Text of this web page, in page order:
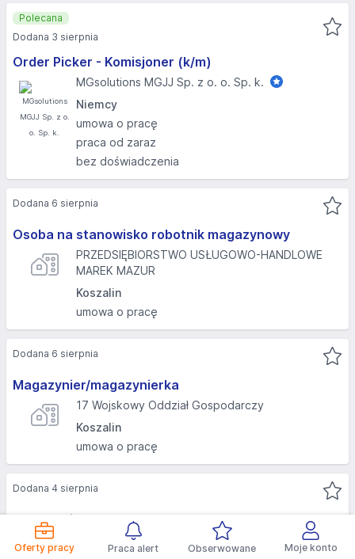
Oferty pracy Praca alert Obserwowane Moje konto
Order Picker - Komisjoner (k/m)
MGsolutions MGJJ Sp. z o. o. Sp. k.
Niemcy
umowa o pracę
praca od zaraz
bez doświadczenia
Polecana
Dodana 3 sierpnia
Osoba na stanowisko robotnik magazynowy
PRZEDSIĘBIORSTWO USŁUGOWO-HANDLOWE
MAREK MAZUR
Koszalin
umowa o pracę
Dodana 6 sierpnia
Magazynier/magazynierka
17 Wojskowy Oddział Gospodarczy
Koszalin
umowa o pracę
Dodana 6 sierpnia
Magazynier
Powiatowy Urząd Pracy w Stargardzie
Dodana 4 sierpnia